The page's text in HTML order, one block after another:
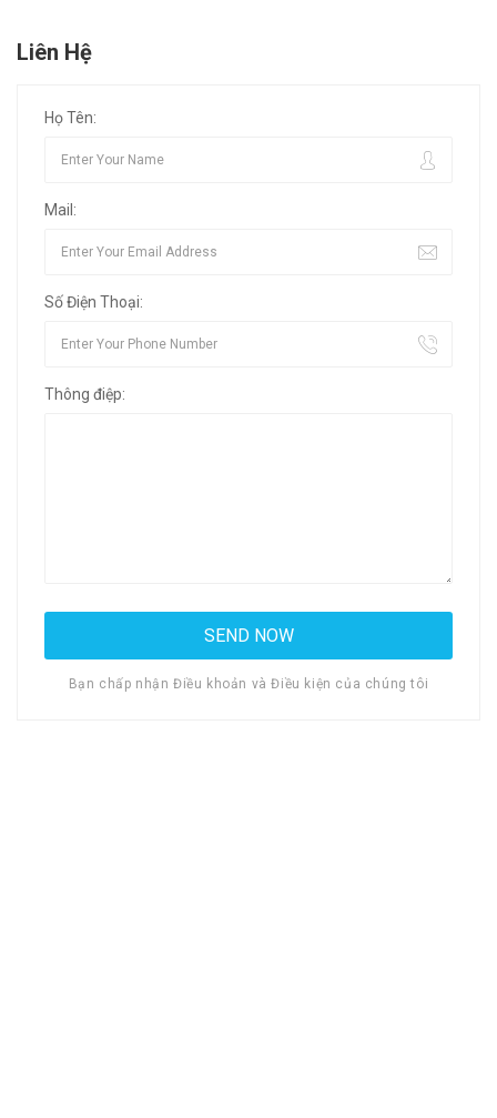
Liên Hệ
Họ Tên:
Mail:
Số Điện Thoại:
Thông điệp:
Bạn chấp nhận Điều khoản và Điều kiện của chúng tôi